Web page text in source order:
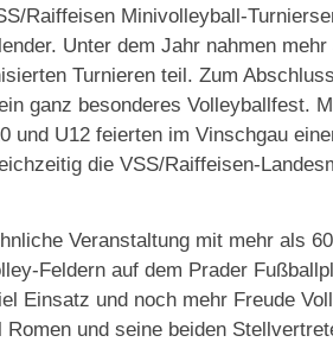
Raiffeisen Minivolleyball-
Unter dem Jahr nahmen mehr
Turnieren teil. Zum
ganz besonderes Volleyballfest.
und U12 feierten im Vinschgau
die VSS/Raiffeisen-
Veranstaltung mit mehr als
Feldern auf dem Prader
Einsatz und noch mehr Freude
und seine beiden